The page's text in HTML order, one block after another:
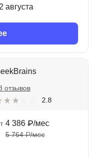
августа
2.8
отзывов
4 386 ₽/мес
5 764 ₽/мес